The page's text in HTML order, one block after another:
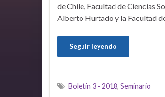
de Chile, Facultad de Ciencias
Alberto Hurtado y la Facultad
Seguir leyendo
Boletín 3 - 2018, Seminario